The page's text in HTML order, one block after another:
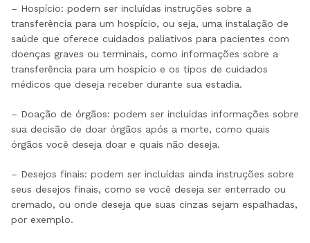
– Hospício: podem ser incluídas instruções sobre a
transferência para um hospício, ou seja, uma instalação de
saúde que oferece cuidados paliativos para pacientes com
doenças graves ou terminais, como informações sobre a
transferência para um hospício e os tipos de cuidados
médicos que deseja receber durante sua estadia.
– Doação de órgãos: podem ser incluídas informações sobre
sua decisão de doar órgãos após a morte, como quais
órgãos você deseja doar e quais não deseja.
– Desejos finais: podem ser incluídas ainda instruções sobre
seus desejos finais, como se você deseja ser enterrado ou
cremado, ou onde deseja que suas cinzas sejam espalhadas,
por exemplo.